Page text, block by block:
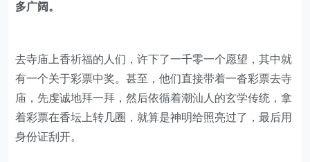
多广阔。
去寺庙上香祈福的人们，许下了一千零一个愿望，其中就
有一个关于彩票中奖。甚至，他们直接带着一沓彩票去寺
庙，先虔诚地拜一拜，然后依循着潮汕人的玄学传统，拿
着彩票在香坛上转几圈，就算是神明给照亮过了，最后用
身份证刮开。